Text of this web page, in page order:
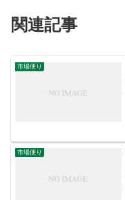
関連記事
市場便り
市場便り